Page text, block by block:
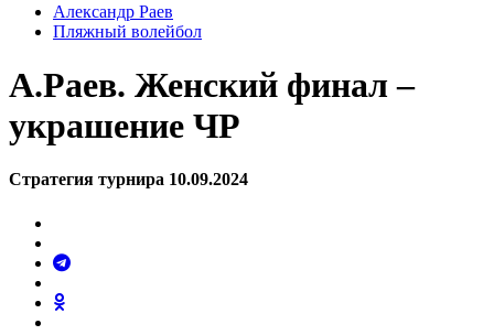
Александр Раев
Пляжный волейбол
А.Раев. Женский финал –
украшение ЧР
Стратегия турнира 10.09.2024